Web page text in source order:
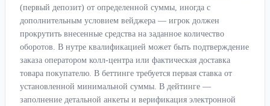
(первый депозит) от определенной суммы, иногда с
дополнительным условием вейджера — игрок должен
прокрутить внесенные средства на заданное количество
оборотов. В нутре квалификацией может быть подтверждение
заказа оператором колл-центра или фактическая доставка
товара покупателю. В беттинге требуется первая ставка от
установленной минимальной суммы. В дейтинге —
заполнение детальной анкеты и верификация электронной